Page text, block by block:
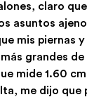
claro
asuntos
mis piernas
grandes de
mide 1.60
me dijo que